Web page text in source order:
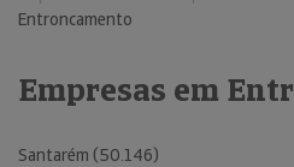
Entroncamento
Empresas em